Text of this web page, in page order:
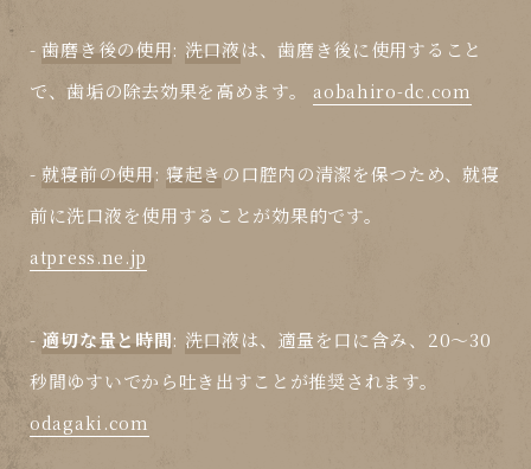
-歯磨き後の使用: 洗口液は、歯磨き後に使用すること
で、歯垢の除去効果を高めます。 aobahiro-dc.com
-就寝前の使用: 寝起き の口腔内の清潔を保つため、就寝
前に洗口液を使用することが効果的です。
atpress.ne.jp
- 適切な量と時間: 洗口液は、適量を口に含み、20～30
秒間ゆすいでから吐き出すことが推奨されます。
odagaki.com